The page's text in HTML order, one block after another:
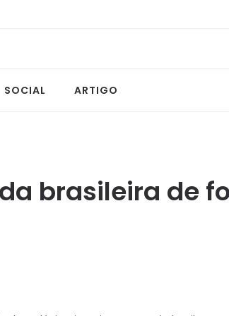
SOCIAL ARTIGO
brasileira de